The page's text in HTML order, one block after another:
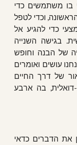
בו משתמשים כדי
וכדי לטפל
כדי להגיע אל
בגישה השנייה
של הבנה וחופש
עושים ואומרים
של דרך החיים
בה ארבע
את הדברים כדאי